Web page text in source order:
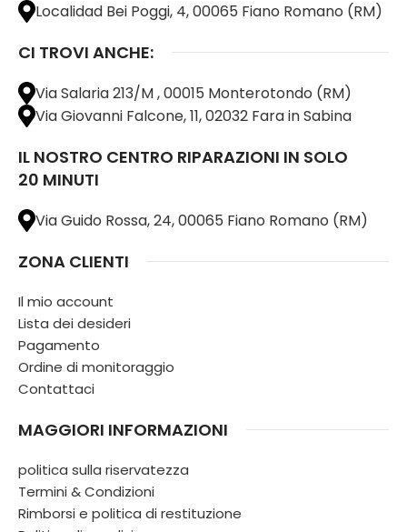
Localidad Bei Poggi, 4, 00065 Fiano Romano (RM)
CI TROVI ANCHE:
Via Salaria 213/M , 00015 Monterotondo (RM)
Via Giovanni Falcone, 11, 02032 Fara in Sabina
IL NOSTRO CENTRO RIPARAZIONI IN SOLO
20 MINUTI
Via Guido Rossa, 24, 00065 Fiano Romano (RM)
ZONA CLIENTI
Il mio account
Lista dei desideri
Pagamento
Ordine di monitoraggio
Contattaci
MAGGIORI INFORMAZIONI
politica sulla riservatezza
Termini & Condizioni
Rimborsi e politica di restituzione